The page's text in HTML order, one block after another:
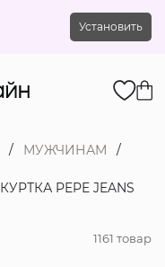
Установить
МУЖЧИНАМ
КУРТКА PEPE JEANS
1161 товар